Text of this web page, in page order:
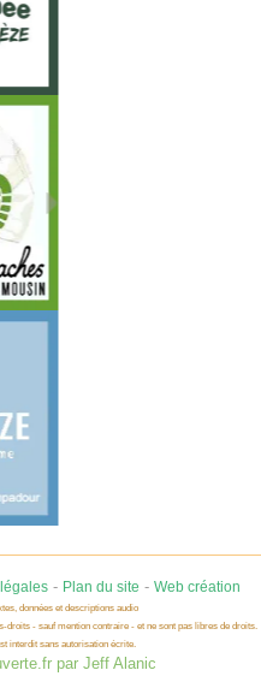
- Plan du site - Web création
données et descriptions audio
- sauf mention contraire - et ne sont pas libres de droits.
interdit sans autorisation écrite.
par Jeff Alanic